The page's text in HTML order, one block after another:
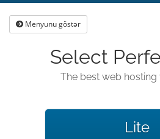
Menyunu göstər
Select
The best web
Lite